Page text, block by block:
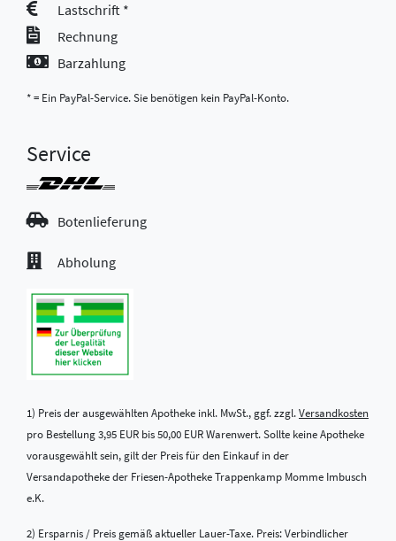
Lastschrift *
Rechnung
Barzahlung
* = Ein PayPal-Service. Sie benötigen kein PayPal-Konto.
Service
Botenlieferung
Abholung
1) Preis der ausgewählten Apotheke inkl. MwSt., ggf. zzgl.Versandkosten
pro Bestellung 3,95 EUR bis 50,00 EUR Warenwert. Sollte keine Apotheke
vorausgewählt sein, gilt der Preis für den Einkauf in der
Versandapotheke der Friesen-Apotheke Trappenkamp Momme Imbusch
e.K.
2) Ersparnis / Preis gemäß aktueller Lauer-Taxe. Preis: Verbindlicher